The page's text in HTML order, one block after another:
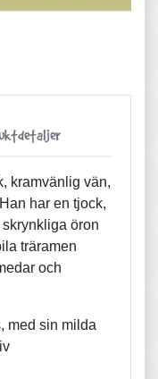
kramvänlig vän,
har en tjock,
öron
träramen
och
med sin milda